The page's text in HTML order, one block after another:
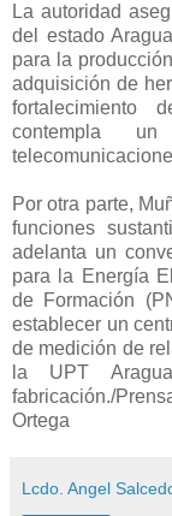
La autoridad
del estado
para la
adquisición de
fortalecimiento
contempla
Por otra parte,
funciones
adelanta un
para la Energía
de Formación
establecer un
de medición de
la UPT
fabricación./
Ortega
Lcdo. Angel